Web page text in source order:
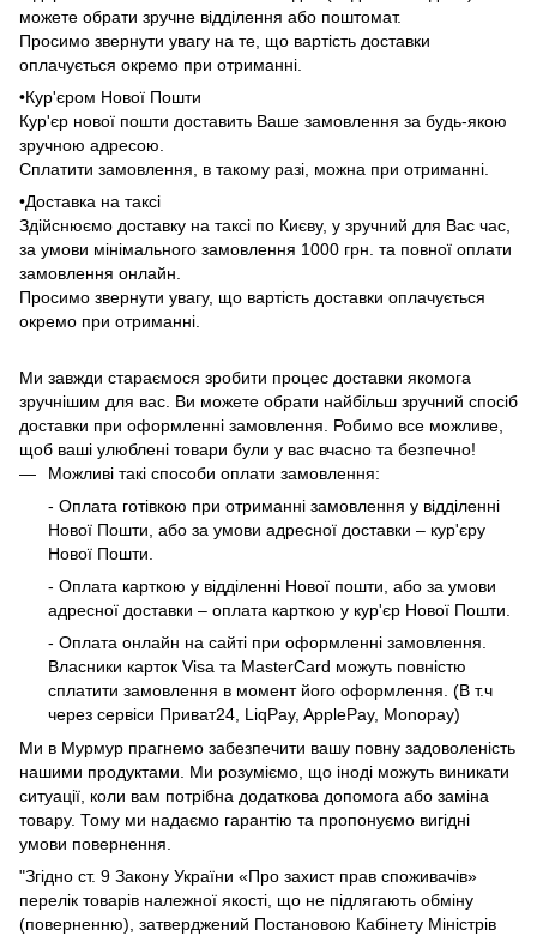
можете обрати зручне відділення або поштомат.
Просимо звернути увагу на те, що вартість доставки
оплачується окремо при отриманні.
•Кур'єром Нової Пошти
Кур'єр нової пошти доставить Ваше замовлення за будь-якою
зручною адресою.
Сплатити замовлення, в такому разі, можна при отриманні.
•Доставка на таксі
Здійснюємо доставку на таксі по Києву, у зручний для Вас час,
за умови мінімального замовлення 1000 грн. та повної оплати
замовлення онлайн.
Просимо звернути увагу, що вартість доставки оплачується
окремо при отриманні.
Ми завжди стараємося зробити процес доставки якомога
зручнішим для вас. Ви можете обрати найбільш зручний спосіб
доставки при оформленні замовлення. Робимо все можливе,
щоб ваші улюблені товари були у вас вчасно та безпечно!
Можливі такі способи оплати замовлення:
- Оплата готівкою при отриманні замовлення у відділенні
Нової Пошти, або за умови адресної доставки – кур'єру
Нової Пошти.
- Оплата карткою у відділенні Нової пошти, або за умови
адресної доставки – оплата карткою у кур'єр Нової Пошти.
- Оплата онлайн на сайті при оформленні замовлення.
Власники карток Visa та MasterCard можуть повністю
сплатити замовлення в момент його оформлення. (В т.ч
через сервіси Приват24, LiqPay, ApplePay, Monopay)
Ми в Мурмур прагнемо забезпечити вашу повну задоволеність
нашими продуктами. Ми розуміємо, що іноді можуть виникати
ситуації, коли вам потрібна додаткова допомога або заміна
товару. Тому ми надаємо гарантію та пропонуємо вигідні
умови повернення.
"Згідно ст. 9 Закону України «Про захист прав споживачів»
перелік товарів належної якості, що не підлягають обміну
(поверненню), затверджений Постановою Кабінету Міністрів